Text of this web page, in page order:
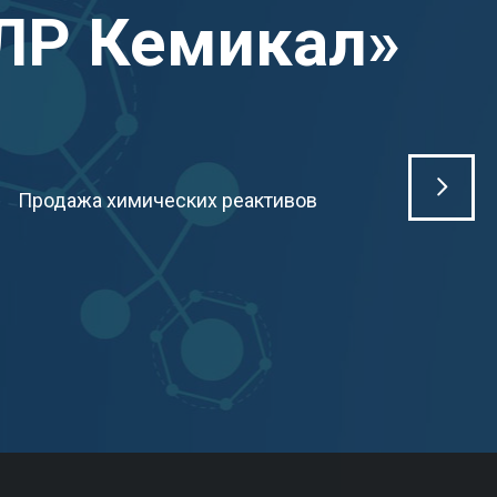
Кемикал»
Продажа химических реактивов